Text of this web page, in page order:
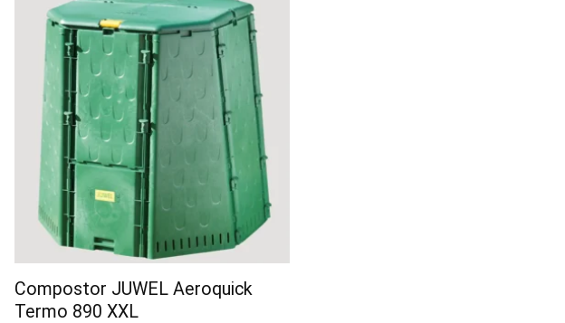
Compostor JUWEL Aeroquick
Termo 890 XXL